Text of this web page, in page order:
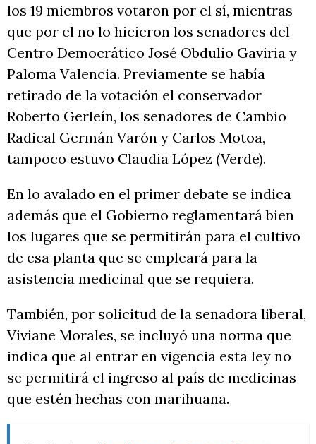
los 19 miembros votaron por el sí, mientras
que por el no lo hicieron los senadores del
Centro Democrático José Obdulio Gaviria y
Paloma Valencia. Previamente se había
retirado de la votación el conservador
Roberto Gerleín, los senadores de Cambio
Radical Germán Varón y Carlos Motoa,
tampoco estuvo Claudia López (Verde).
En lo avalado en el primer debate se indica
además que el Gobierno reglamentará bien
los lugares que se permitirán para el cultivo
de esa planta que se empleará para la
asistencia medicinal que se requiera.
También, por solicitud de la senadora liberal,
Viviane Morales, se incluyó una norma que
indica que al entrar en vigencia esta ley no
se permitirá el ingreso al país de medicinas
que estén hechas con marihuana.